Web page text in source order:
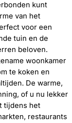
kunt
van het
voor een
tuin en de
beloven.
woonkamer
te koken en
De warme,
of u nu lekker
tijdens het
restaurants